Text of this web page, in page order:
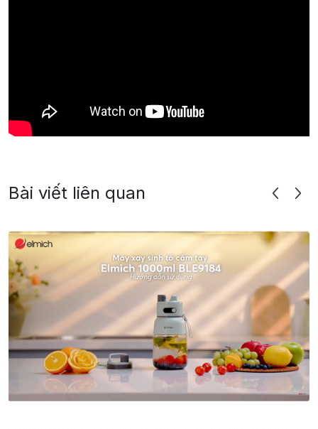
Bài viết liên quan